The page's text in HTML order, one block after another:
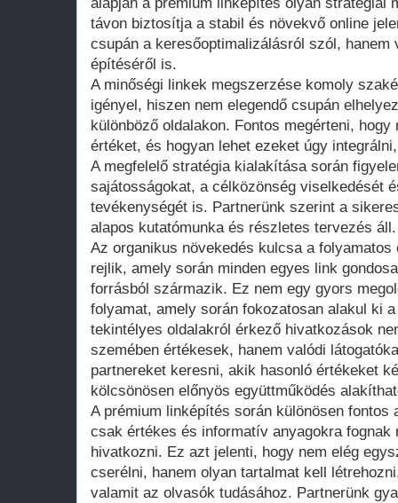
távon biztosítja a stabil és növekvő online
csupán a keresőoptimalizálásról szól, hanem
építéséről is.
A minőségi linkek megszerzése komoly
igényel, hiszen nem elegendő csupán
különböző oldalakon. Fontos megérteni,
értéket, és hogyan lehet ezeket úgy
A megfelelő stratégia kialakítása során
sajátosságokat, a célközönség viselkedését
tevékenységét is. Partnerünk szerint a
alapos kutatómunka és részletes tervezés áll.
Az organikus növekedés kulcsa a
rejlik, amely során minden egyes link
forrásból származik. Ez nem egy gyors
folyamat, amely során fokozatosan alakul ki
tekintélyes oldalakról érkező hivatkozások
szemében értékesek, hanem valódi
partnereket keresni, akik hasonló értékeket
kölcsönösen előnyös együttműködés
A prémium linképítés során különösen fontos
csak értékes és informatív anyagokra fognak
hivatkozni. Ez azt jelenti, hogy nem elég
cserélni, hanem olyan tartalmat kell
valamit az olvasók tudásához. Partnerünk